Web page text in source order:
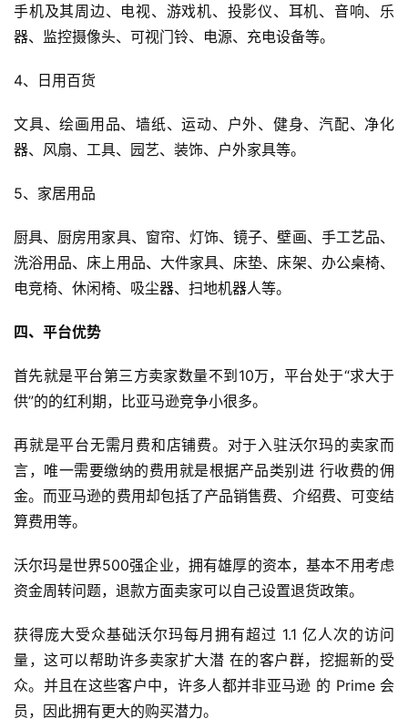
首
页
全
球
店
跨
境
手机及其周边、电视、游戏机、投影仪、耳机、音响、乐
器、监控摄像头、可视门铃、电源、充电设备等。
4、日用百货
文具、绘画用品、墙纸、运动、户外、健身、汽配、净化
器、风扇、工具、园艺、装饰、户外家具等。
5、家居用品
厨具、厨房用家具、窗帘、灯饰、镜子、壁画、手工艺品、
洗浴用品、床上用品、大件家具、床垫、床架、办公桌椅、
电竞椅、休闲椅、吸尘器、扫地机器人等。
四、平台优势
首先就是平台第三方卖家数量不到10万，平台处于“求大于
供”的的红利期，比亚马逊竞争小很多。
再就是平台无需月费和店铺费。对于入驻沃尔玛的卖家而
言，唯一需要缴纳的费用就是根据产品类别进 行收费的佣
金。而亚马逊的费用却包括了产品销售费、介绍费、可变结
算费用等。
沃尔玛是世界500强企业，拥有雄厚的资本，基本不用考虑
资金周转问题，退款方面卖家可以自己设置退货政策。
获得庞大受众基础沃尔玛每月拥有超过 1.1 亿人次的访问
量，这可以帮助许多卖家扩大潜 在的客户群，挖掘新的受
众。并且在这些客户中，许多人都并非亚马逊 的 Prime 会
员，因此拥有更大的购买潜力。